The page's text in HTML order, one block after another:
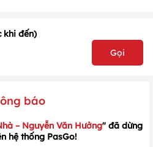
khi đến)
Gọi
báo
– Nguyễn Văn Hưởng" đã dừng
hệ thống PasGo!